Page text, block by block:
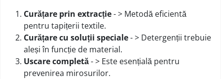
Curățare prin extracție- > Metodă eficientă
pentru tapițerii textile.
Curățare cu soluții speciale- > Detergenții trebuie
aleși în funcție de material.
Uscare completă- > Este esențială pentru
prevenirea mirosurilor.